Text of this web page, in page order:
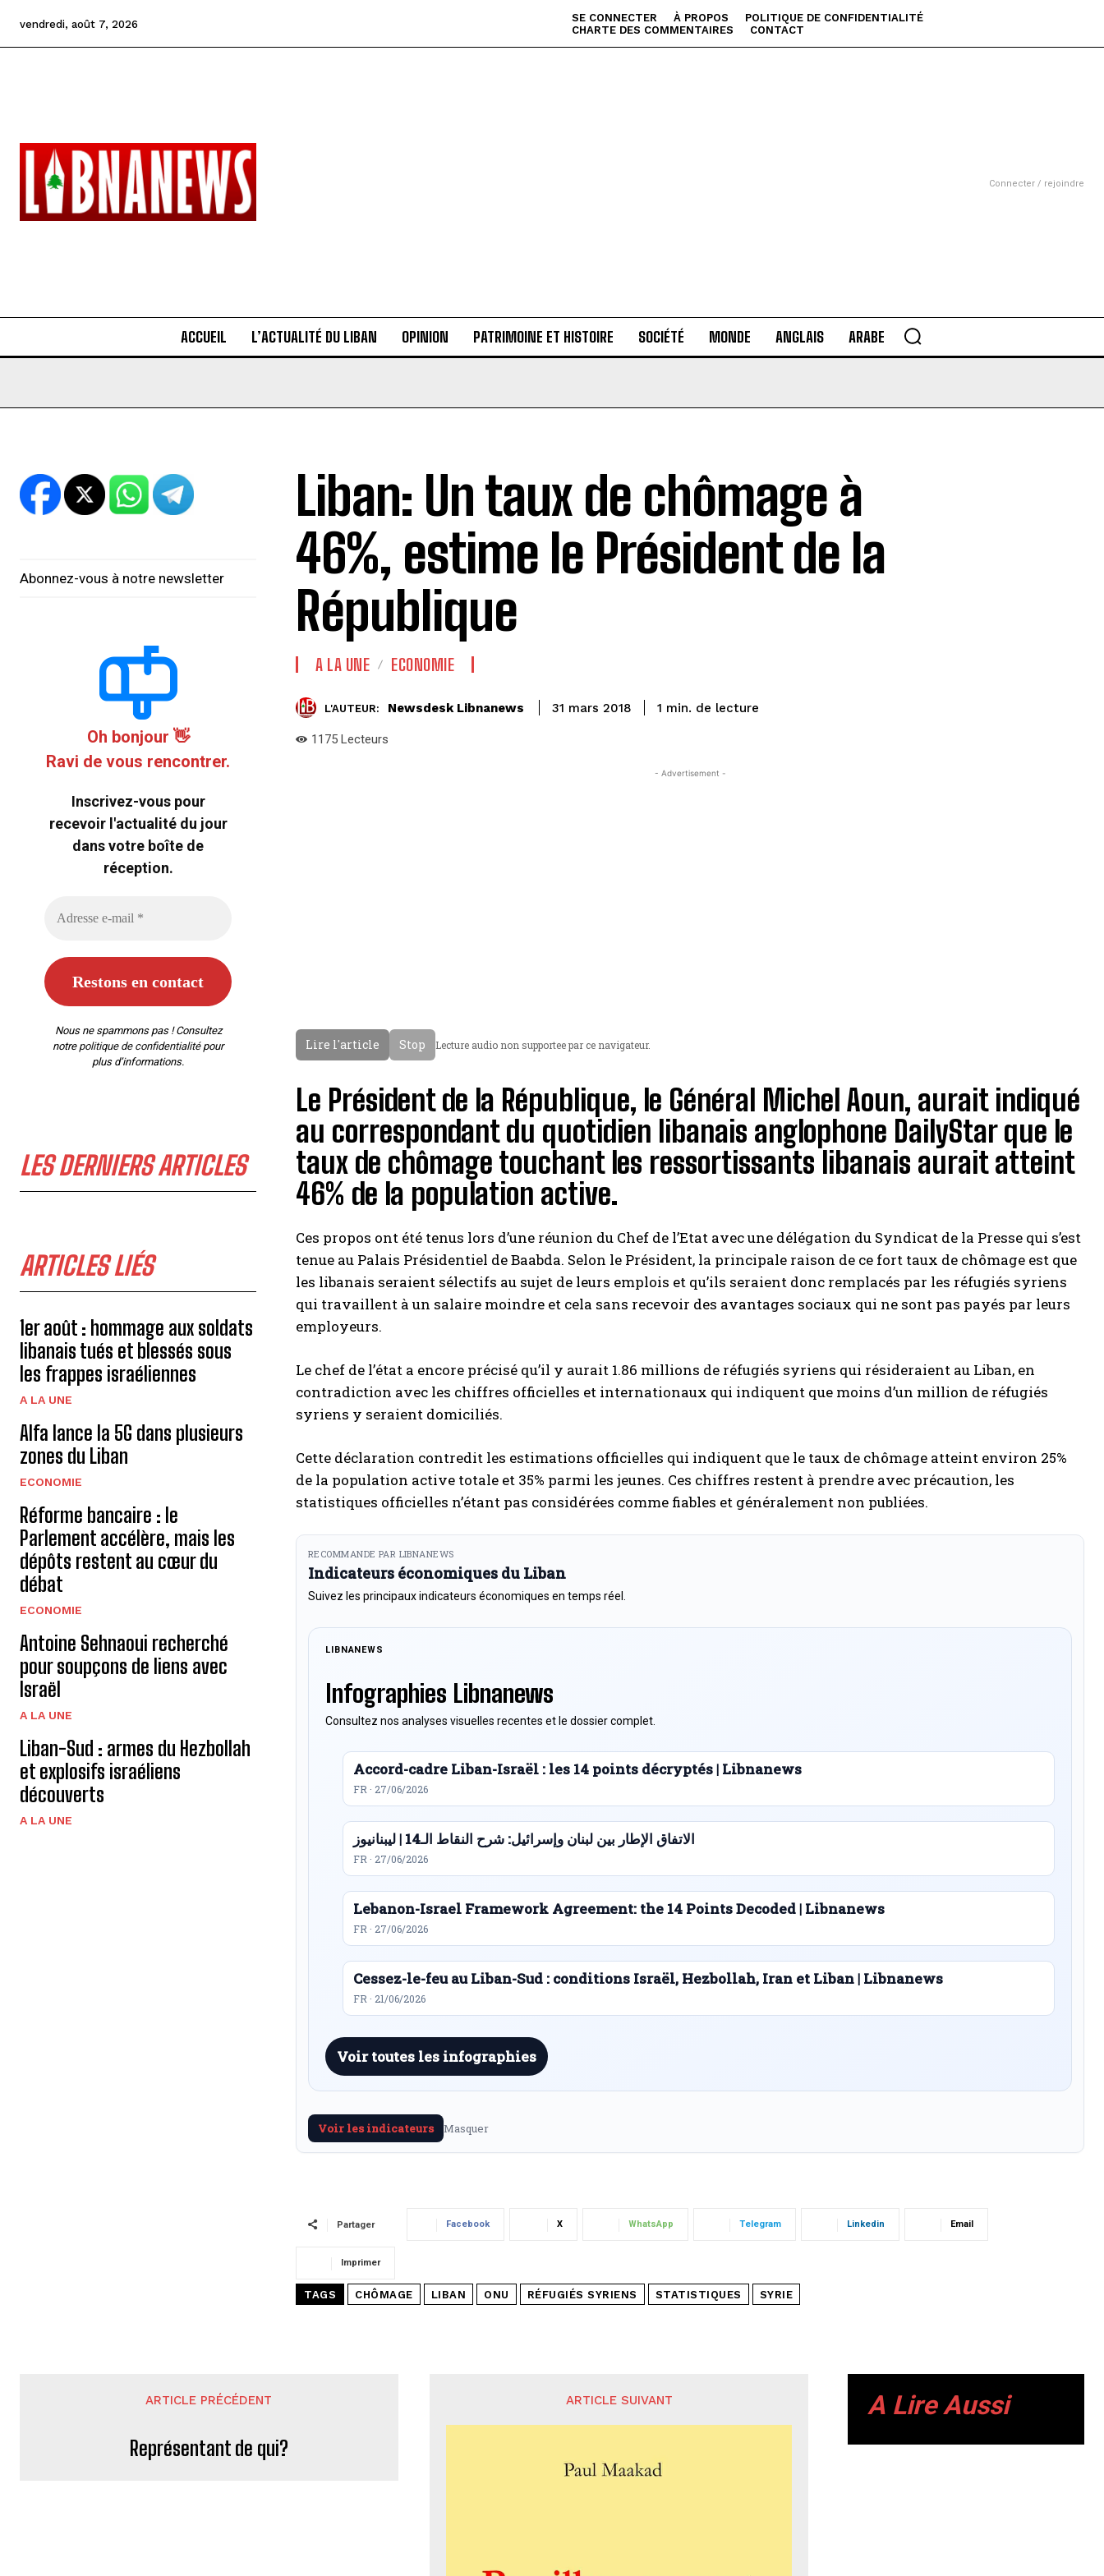
vendredi, août 7, 2026 SE CONNECTER À PROPOS
POLITIQUE DE CONFIDENTIALITÉ
CHARTE DES COMMENTAIRES
CONTACT
Connecter / rejoindre
ACCUEIL L’ACTUALITÉ DU LIBAN OPINION PATRIMOINE ET HISTOIRE SOCIÉTÉ MONDE ANGLAIS ARABE
Abonnez-vous à notre newsletter
Oh bonjour 👋
Ravi de vous rencontrer.
Inscrivez-vous pour
recevoir l'actualité du jour
dans votre boîte de
réception.
Nous ne spammons pas ! Consultez
notre politique de confidentialitépour
plus d’informations.
LES DERNIERS ARTICLES
ARTICLES LIÉS
1er août : hommage aux soldats
libanais tués et blessés sous
les frappes israéliennes
A LA UNE
Alfa lance la 5G dans plusieurs
zones du Liban
ECONOMIE
Réforme bancaire : le
Parlement accélère, mais les
dépôts restent au cœur du
débat
ECONOMIE
Antoine Sehnaoui recherché
pour soupçons de liens avec
Israël
A LA UNE
Liban-Sud : armes du Hezbollah
et explosifs israéliens
découverts
A LA UNE
Liban: Un taux de chômage à
46%, estime le Président de la
République
A LA UNE ECONOMIE
L'AUTEUR: Newsdesk Libnanews 31 mars 2018 1 min. de lecture
1175 Lecteurs
- Advertisement -
Lire l'article Stop Lecture audio non supportee par ce navigateur.
Le Président de la République, le Général Michel Aoun, aurait indiqué
au correspondant du quotidien libanais anglophone DailyStar que le
taux de chômage touchant les ressortissants libanais aurait atteint
46% de la population active.
Ces propos ont été tenus lors d’une réunion du Chef de l’Etat avec une délégation du Syndicat de la Presse qui s’est
tenue au Palais Présidentiel de Baabda. Selon le Président, la principale raison de ce fort taux de chômage est que
les libanais seraient sélectifs au sujet de leurs emplois et qu’ils seraient donc remplacés par les réfugiés syriens
qui travaillent à un salaire moindre et cela sans recevoir des avantages sociaux qui ne sont pas payés par leurs
employeurs.
Le chef de l’état a encore précisé qu’il y aurait 1.86 millions de réfugiés syriens qui résideraient au Liban, en
contradiction avec les chiffres officielles et internationaux qui indiquent que moins d’un million de réfugiés
syriens y seraient domiciliés.
Cette déclaration contredit les estimations officielles qui indiquent que le taux de chômage atteint environ 25%
de la population active totale et 35% parmi les jeunes. Ces chiffres restent à prendre avec précaution, les
statistiques officielles n’étant pas considérées comme fiables et généralement non publiées.
RECOMMANDE PAR LIBNANEWS
Indicateurs économiques du Liban
Suivez les principaux indicateurs économiques en temps réel.
LIBNANEWS
Infographies Libnanews
Consultez nos analyses visuelles recentes et le dossier complet.
Accord-cadre Liban-Israël : les 14 points décryptés | Libnanews
FR · 27/06/2026
الاتفاق الإطار بين لبنان وإسرائيل: شرح النقاط الـ14 | ليبنانيوز
FR · 27/06/2026
Lebanon-Israel Framework Agreement: the 14 Points Decoded | Libnanews
FR · 27/06/2026
Cessez-le-feu au Liban-Sud : conditions Israël, Hezbollah, Iran et Liban | Libnanews
FR · 21/06/2026
Voir toutes les infographies
Voir les indicateurs Masquer
Partager Facebook X WhatsApp Telegram Linkedin Email
Imprimer
TAGS CHÔMAGE LIBAN ONU RÉFUGIÉS SYRIENS STATISTIQUES SYRIE
ARTICLE PRÉCÉDENT
Représentant de qui?
ARTICLE SUIVANT A Lire Aussi